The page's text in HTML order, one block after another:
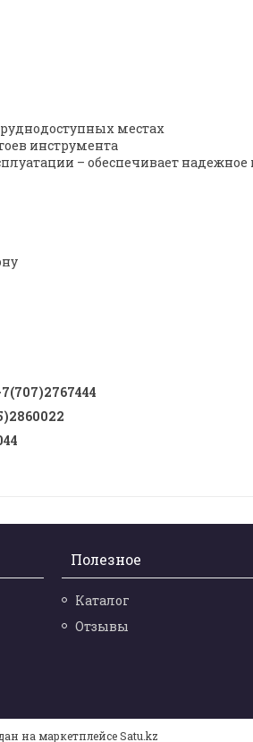
местах
инструмента
– обеспечивает
Полезное
Каталог
Отзывы
на маркетплейсеSatu.kz